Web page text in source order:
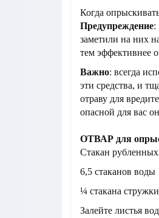
Когда
Предупреждение:
заметили на них
тем эффективнее
Важно: всегда
эти средства, и
отраву для
опасной для вас
ОТВАР для
Стакан рубленных
6,5 стаканов воды
¼ стакана
Залейте листья